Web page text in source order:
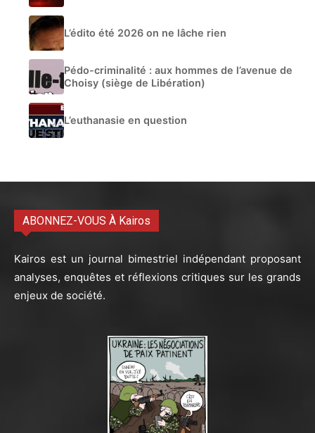
L’édito été 2026 on ne lâche rien
Pédo-criminalité : aux hommes de l’avenue de
Choisy (siège de Libération)
L’euthanasie en question
ABONNEZ-VOUS À Kairos
Kairos est un journal bimestriel indépendant proposant
analyses, enquêtes et réflexions critiques sur les grands
enjeux de société.